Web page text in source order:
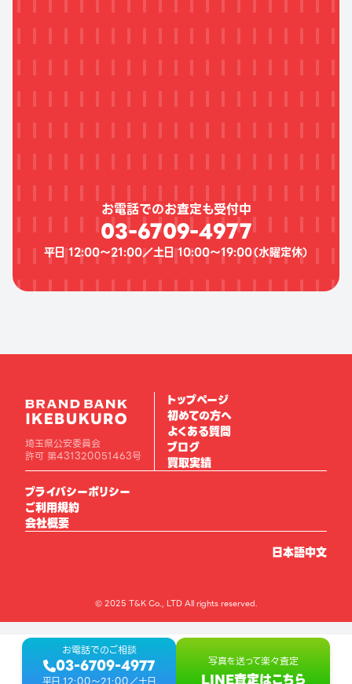
お電話でのご相談
03-6709-4977 写真を送って楽々査定
LINE査定はこちら
お電話でのお査定も受付中
03-6709-4977
平日 12:00〜21:00／土日 10:00〜19:00（水曜定休）
埼玉県公安委員会
許可 第431320051463号
トップページ
初めての方へ
よくある質問
ブログ
買取実績
プライバシーポリシー
ご利用規約
会社概要
日本語中文
© 2025 T&K Co., LTD All rights reserved.